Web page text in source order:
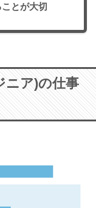
とが大切
ニア)の仕事